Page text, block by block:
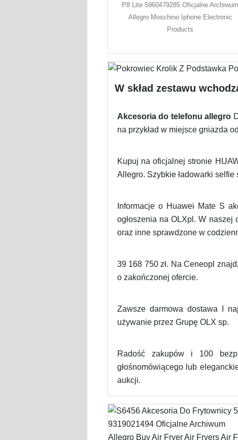
P8 Lite 5960479285 Oficjalne Archiwum
Allegro Moschino Iphone Electronic
Products
W skład zestawu
Akcesoria do telefonu allegro
na przykład w miejsce gniazda
Kupuj na oficjalnej stronie
Allegro. Szybkie ładowarki
Informacje o Huawei Mate S
ogłoszenia na OLXpl. W
oraz inne sprawdzone w
39 168 750 zł. Na Ceneopl
o zakończonej ofercie.
Zawsze darmowa dostawa I
używanie przez Grupę OLX sp.
Radość zakupów i 100
głośnomówiącego lub
aukcji.